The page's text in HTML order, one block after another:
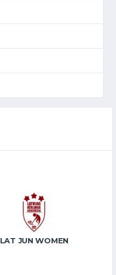
LAT JUN WOMEN